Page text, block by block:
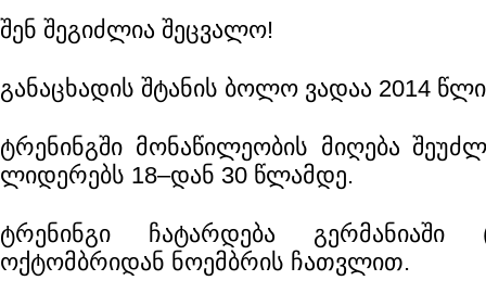
შენ შეგიძლია შეცვალო!
განაცხადის შტანის ბოლო ვადაა 2014
ტრენინგში მონაწილეობის მიღება
ლიდერებს 18–დან 30 წლამდე.
ტრენინგი ჩატარდება გერმანიაში
ოქტომბრიდან ნოემბრის ჩათვლით.